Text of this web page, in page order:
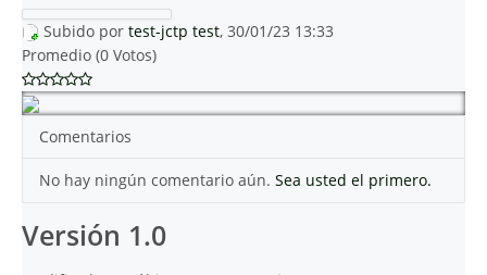
Subido por test-jctp test, 30/01/23 13:33
Promedio (0 Votos)
Comentarios
No hay ningún comentario aún. Sea usted el primero.
Versión 1.0